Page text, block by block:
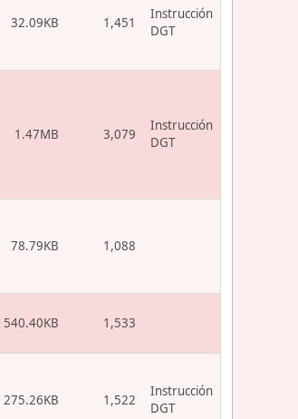
32.09KB 1,451
Instrucción
DGT
1.47MB 3,079
Instrucción
DGT
78.79KB 1,088
540.40KB 1,533
275.26KB 1,522
Instrucción
DGT